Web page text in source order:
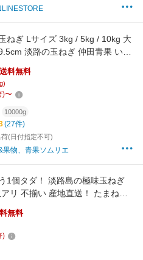
ねぎ Lサイズ 3kg / 5kg / 10kg 大
淡路の玉ねぎ 仲田青果 いち
ねぎ 国産 送料無料 淡路島玉ねぎ
タマネギ 人気 ランキング まとめ
送料無料
)〜
10000g
(27件)
(日付指定不可)
果物、青果ソムリエ
1個タダ！ 淡路島の極味玉ねぎ
リ 不揃い 産地直送！ たまねぎ
料（沖縄、北海道を除く）
無料
)